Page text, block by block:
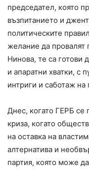
председател, която
възпитанието и
политическите
желание да провалят
Нинова, те са готови
и апаратни хватки, с
интриги и саботаж
Днес, когато ГЕРБ се
криза, когато
на оставка на
алтернатива и
партия, която може